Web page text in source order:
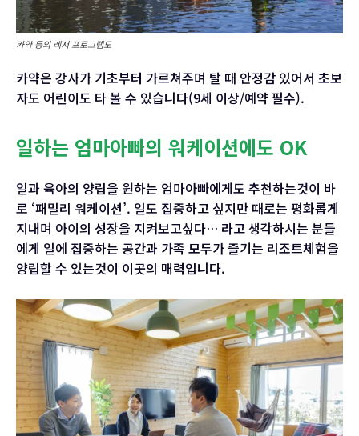
카약 등의 레저 프로그램도
카약은 강사가 기초부터 가르쳐주며 탈 때 안정감 있어서 초보
자도 어린이도 타 볼 수 있습니다(9세 이상/예약 필수).
일하는 엄마아빠의 워케이션에도 OK
일과 육아의 양립을 원하는 엄마아빠에게도 추천하는것이 바
로 ‘패밀리 워케이션’. 일도 집중하고 싶지만 때로는 평화롭게
지내며 아이의 성장을 지켜보고싶다… 라고 생각하시는 분들
에게 일에 집중하는 공간과 가족 모두가 즐기는 리조트체험을
양립할 수 있는것이 이곳의 매력입니다.